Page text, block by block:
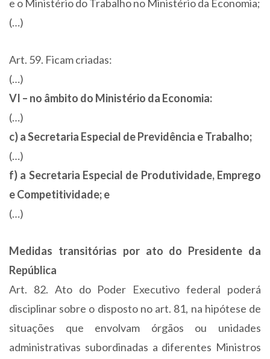
e o Ministério do Trabalho no Ministério da Economia;
(…)
Art. 59. Ficam criadas:
(…)
VI – no âmbito do Ministério da Economia:
(…)
c) a Secretaria Especial de Previdência e Trabalho;
(…)
f) a Secretaria Especial de Produtividade, Emprego
e Competitividade; e
(…)
Medidas transitórias por ato do Presidente da
República
Art. 82. Ato do Poder Executivo federal poderá
disciplinar sobre o disposto no art. 81, na hipótese de
situações que envolvam órgãos ou unidades
administrativas subordinadas a diferentes Ministros